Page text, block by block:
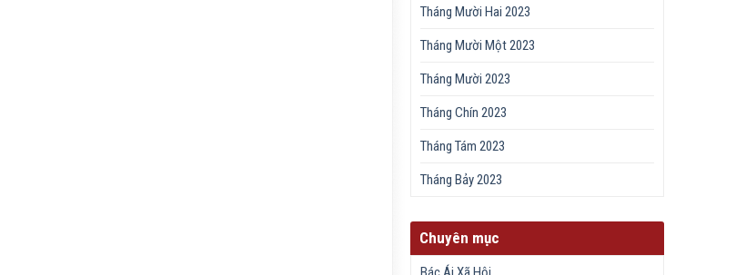
Tháng Mười Hai 2023
Tháng Mười Một 2023
Tháng Mười 2023
Tháng Chín 2023
Tháng Tám 2023
Tháng Bảy 2023
Chuyên mục